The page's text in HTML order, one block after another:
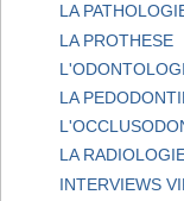
LA
LA PROTHESE
LA
LA
INTERVIEWS